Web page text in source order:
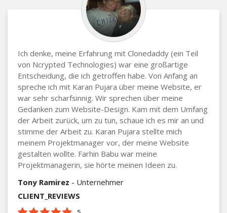
Ich denke, meine Erfahrung mit Clonedaddy (ein Teil
von Ncrypted Technologies) war eine großartige
Entscheidung, die ich getroffen habe. Von Anfang an
spreche ich mit Karan Pujara über meine Website, er
war sehr scharfsinnig. Wir sprechen über meine
Gedanken zum Website-Design. Kam mit dem Umfang
der Arbeit zurück, um zu tun, schaue ich es mir an und
stimme der Arbeit zu. Karan Pujara stellte mich
meinem Projektmanager vor, der meine Website
gestalten wollte. Farhin Babu war meine
Projektmanagerin, sie hörte meinen Ideen zu.
Tony Ramirez - Unternehmer
CLIENT_REVIEWS